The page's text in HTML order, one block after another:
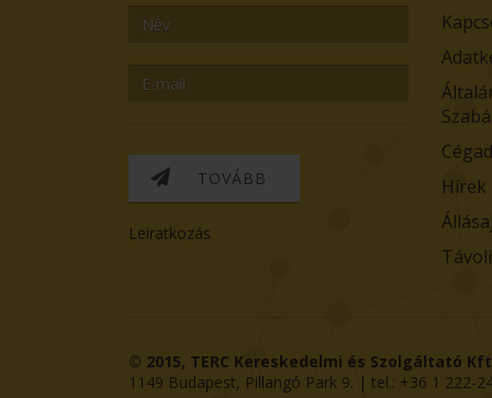
TOVÁBB
Leiratkozás
Hírek
© 2015, TERC Kereskedelmi és Szolgáltató
1149 Budapest, Pillangó Park 9. | tel.: +36 1 222-